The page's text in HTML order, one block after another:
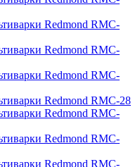
Redmond RMC-
Redmond RMC-
Redmond RMC-
Redmond RMC-28
Redmond RMC-
Redmond RMC-
Redmond RMC-